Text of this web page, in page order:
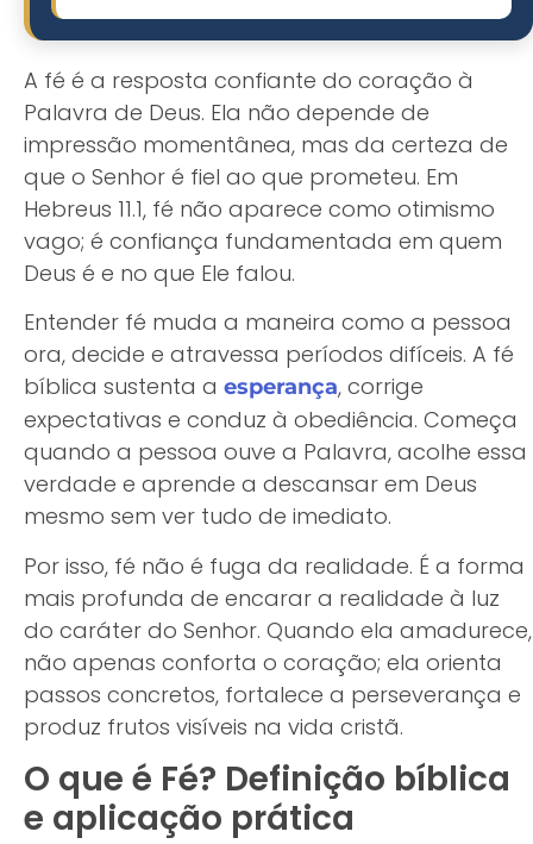
A fé é a resposta confiante do coração à
Palavra de Deus. Ela não depende de
impressão momentânea, mas da certeza de
que o Senhor é fiel ao que prometeu. Em
Hebreus 11.1, fé não aparece como otimismo
vago; é confiança fundamentada em quem
Deus é e no que Ele falou.
Entender fé muda a maneira como a pessoa
ora, decide e atravessa períodos difíceis. A fé
bíblica sustenta a esperança, corrige
expectativas e conduz à obediência. Começa
quando a pessoa ouve a Palavra, acolhe essa
verdade e aprende a descansar em Deus
mesmo sem ver tudo de imediato.
Por isso, fé não é fuga da realidade. É a forma
mais profunda de encarar a realidade à luz
do caráter do Senhor. Quando ela amadurece,
não apenas conforta o coração; ela orienta
passos concretos, fortalece a perseverança e
produz frutos visíveis na vida cristã.
O que é Fé? Definição bíblica
e aplicação prática